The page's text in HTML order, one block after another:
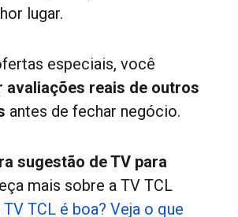
lugar.
especiais, você
avaliações reais de outros
antes de fechar negócio.
sugestão de TV para
mais sobre a TV TCL
TV TCL é boa? Veja o que